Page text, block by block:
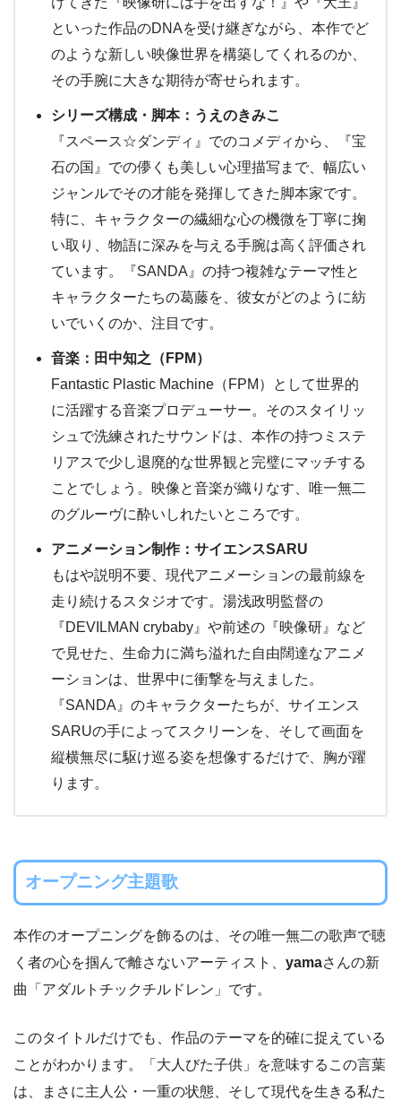
といった作品のDNAを受け継ぎながら、本作でど
のような新しい映像世界を構築してくれるのか、
その手腕に大きな期待が寄せられます。
シリーズ構成・脚本：うえのきみこ
『スペース☆ダンディ』でのコメディから、『宝
石の国』での儚くも美しい心理描写まで、幅広い
ジャンルでその才能を発揮してきた脚本家です。
特に、キャラクターの繊細な心の機微を丁寧に掬
い取り、物語に深みを与える手腕は高く評価され
ています。『SANDA』の持つ複雑なテーマ性と
キャラクターたちの葛藤を、彼女がどのように紡
いでいくのか、注目です。
音楽：田中知之（FPM）
Fantastic Plastic Machine（FPM）として世界的
に活躍する音楽プロデューサー。そのスタイリッ
シュで洗練されたサウンドは、本作の持つミステ
リアスで少し退廃的な世界観と完璧にマッチする
ことでしょう。映像と音楽が織りなす、唯一無二
のグルーヴに酔いしれたいところです。
アニメーション制作：サイエンスSARU
もはや説明不要、現代アニメーションの最前線を
走り続けるスタジオです。湯浅政明監督の
『DEVILMAN crybaby』や前述の『映像研』など
で見せた、生命力に満ち溢れた自由闊達なアニメ
ーションは、世界中に衝撃を与えました。
『SANDA』のキャラクターたちが、サイエンス
SARUの手によってスクリーンを、そして画面を
縦横無尽に駆け巡る姿を想像するだけで、胸が躍
ります。
オープニング主題歌
本作のオープニングを飾るのは、その唯一無二の歌声で聴
く者の心を掴んで離さないアーティスト、 yamaさんの新
曲「アダルトチックチルドレン」です。
このタイトルだけでも、作品のテーマを的確に捉えている
ことがわかります。「大人びた子供」を意味するこの言葉
は、まさに主人公・一重の状態、そして現代を生きる私た